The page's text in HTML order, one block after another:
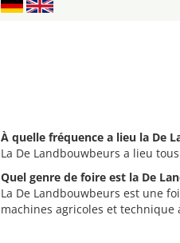
À quelle fréquence a lieu la De
La De Landbouwbeurs a lieu
Quel genre de foire est la De
La De Landbouwbeurs est une
machines agricoles et technique